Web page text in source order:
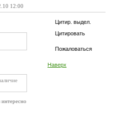
12:00
Цитир. выдел.
Цитировать
Пожаловаться
Наверх